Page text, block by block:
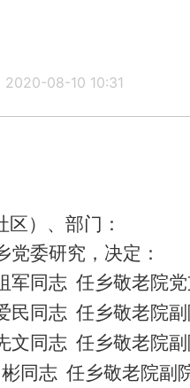
2020-08-10 10:31
区）、部门：
委研究，决定：
同志 任乡敬老院党
同志 任乡敬老院副
同志 任乡敬老院副
志 任乡敬老院副院